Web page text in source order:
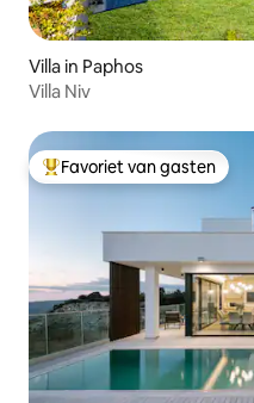
Villa in Paphos
Villa Niv
Topfavoriet van gasten
Favoriet van gasten